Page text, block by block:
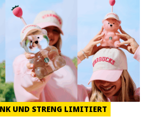
UND STRENG LIMITIERT